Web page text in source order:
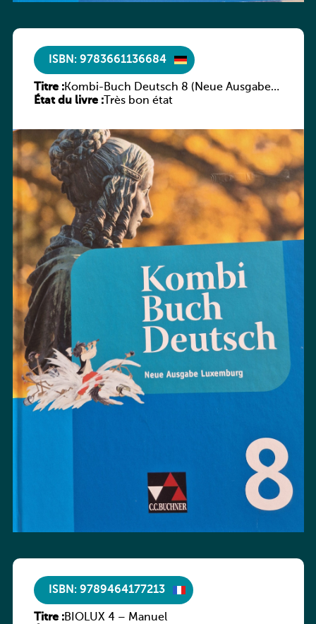
ISBN: 9783661136684
Titre :Kombi-Buch Deutsch 8 (Neue Ausgabe
Luxemburg)
État du livre :Très bon état
ISBN: 9789464177213
Titre :BIOLUX 4 – Manuel